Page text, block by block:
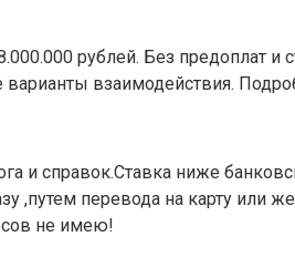
рублей. Без
взаимодействия.
и справок.Ставка ниже
перевода на карту или
не имею!